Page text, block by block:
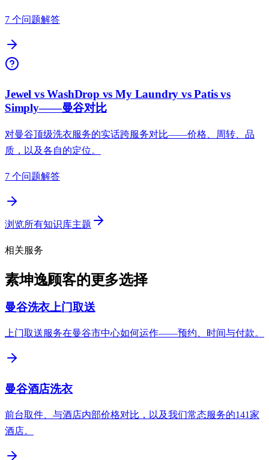
7 个问题解答
Jewel vs WashDrop vs My Laundry vs Patis vs
Simply——曼谷对比
对曼谷顶级洗衣服务的实话跨服务对比——价格、周转、品
质，以及各自的定位。
7 个问题解答
浏览所有知识库主题
相关服务
素坤逸顾客的更多选择
曼谷洗衣上门取送
上门取送服务在曼谷市中心如何运作——预约、时间与付款。
曼谷酒店洗衣
前台取件、与酒店内部价格对比，以及我们常态服务的141家
酒店。